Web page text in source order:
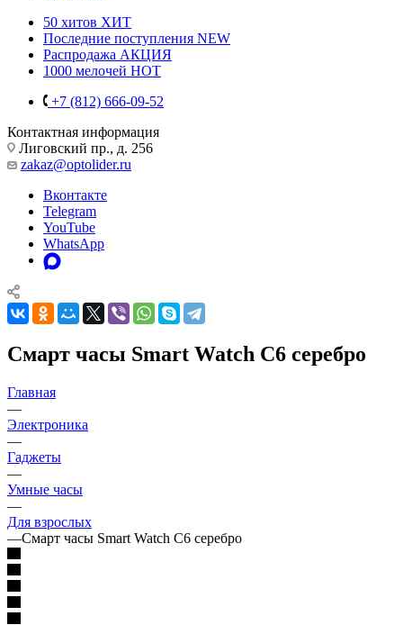
50 хитов ХИТ
Последние поступления NEW
Распродажа АКЦИЯ
1000 мелочей HOT
+7 (812) 666-09-52
Контактная информация
Лиговский пр., д. 256
zakaz@optolider.ru
Вконтакте
Telegram
YouTube
WhatsApp
Смарт часы Smart Watch C6 серебро
Главная
—
Электроника
—
Гаджеты
—
Умные часы
—
Для взрослых
—Смарт часы Smart Watch C6 серебро